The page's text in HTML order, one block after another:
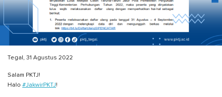
Tegal, 31 Agustus 2022
Salam PKTJ!
Halo #JakwirPKTJ!